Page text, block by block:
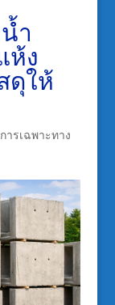
ำ
ห้ง
ดุให้
ารเฉพาะทาง